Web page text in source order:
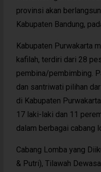
provinsi akan
Kabupaten Bandung,
Kabupaten Purwakarta
kafilah, terdiri dari 28
pembina/pembimbing.
dan santriwati pilihan
di Kabupaten
17 laki-laki dan 11
dalam berbagai cabang
Cabang Lomba yang
& Putri), Tilawah